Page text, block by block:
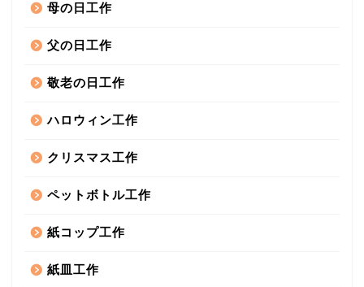
母の日工作
父の日工作
敬老の日工作
ハロウィン工作
クリスマス工作
ペットボトル工作
紙コップ工作
紙皿工作